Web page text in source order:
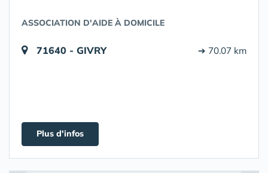
ASSOCIATION D'AIDE À DOMICILE
71640 - GIVRY ➔ 70.07 km
Plus d'infos